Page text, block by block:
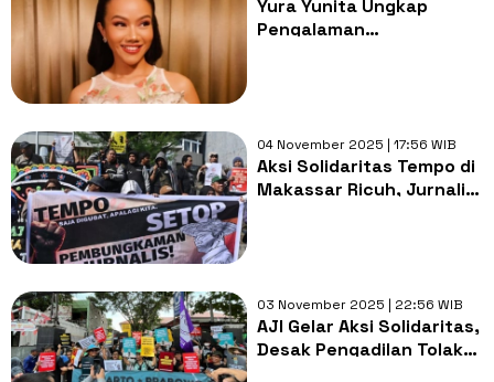
Yura Yunita Ungkap
Pengalaman
04 November 2025 | 17:56 WIB
Aksi Solidaritas Tempo di
Makassar Ricuh, Jurnalis
03 November 2025 | 22:56 WIB
AJI Gelar Aksi Solidaritas,
Desak Pengadilan Tolak